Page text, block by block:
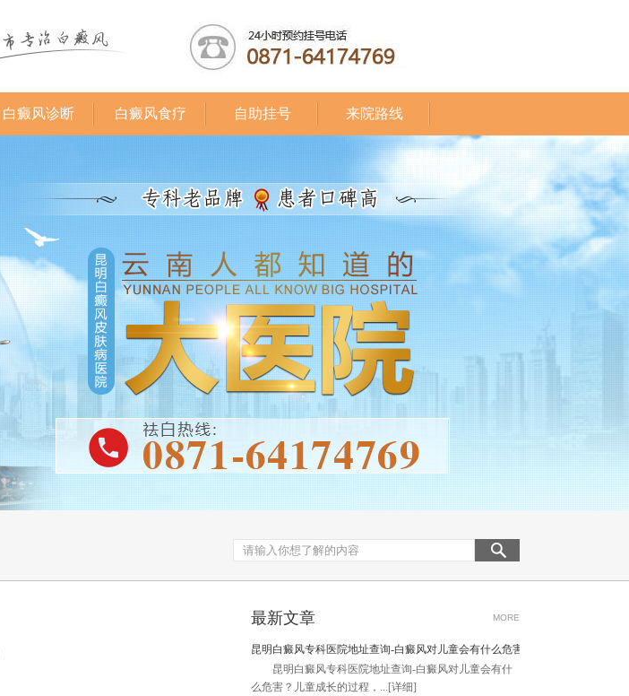
白癜风诊断 白癜风食疗 自助挂号 来院路线
最新文章 MORE
昆明白癜风专科医院地址查询-白癜风对儿童会有什么危害
昆明白癜风专科医院地址查询-白癜风对儿童会有什
么危害？儿童成长的过程，... [详细]